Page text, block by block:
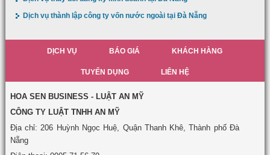
Dịch vụ thành lập công ty vốn nước ngoài tại Đà Nẵng
DỊCH VỤ BÁO GIÁ KHÁCH HÀNG
TUYỂN DỤNG LIÊN HỆ
HOA SEN BUSINESS - LUẬT AN MỸ
CÔNG TY LUẬT TNHH AN MỸ
Địa chỉ: 206 Huỳnh Ngọc Huệ, Quận Thanh Khê, Thành phố Đà
Nẵng